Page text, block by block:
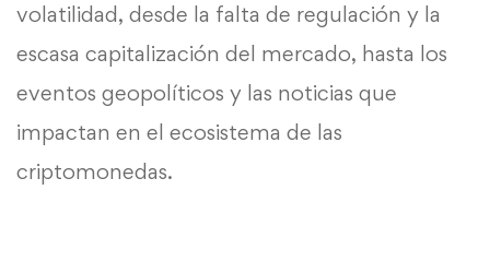
volatilidad, desde la falta de regulación y la
escasa capitalización del mercado, hasta los
eventos geopolíticos y las noticias que
impactan en el ecosistema de las
criptomonedas.